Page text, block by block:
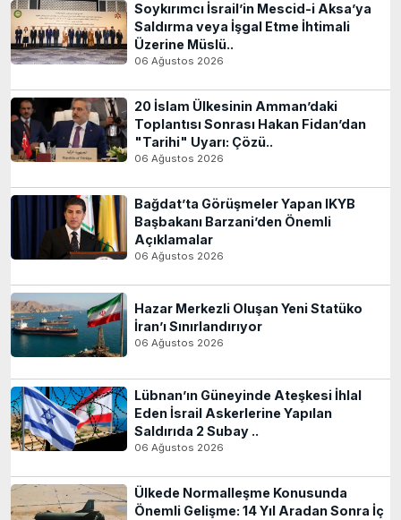
Soykırımcı İsrail’in Mescid-i Aksa’ya
Saldırma veya İşgal Etme İhtimali
Üzerine Müslü..
06 Ağustos 2026
20 İslam Ülkesinin Amman’daki
Toplantısı Sonrası Hakan Fidan’dan
"Tarihi" Uyarı: Çözü..
06 Ağustos 2026
Bağdat’ta Görüşmeler Yapan IKYB
Başbakanı Barzani’den Önemli
Açıklamalar
06 Ağustos 2026
Hazar Merkezli Oluşan Yeni Statüko
İran’ı Sınırlandırıyor
06 Ağustos 2026
Lübnan’ın Güneyinde Ateşkesi İhlal
Eden İsrail Askerlerine Yapılan
Saldırıda 2 Subay ..
06 Ağustos 2026
Ülkede Normalleşme Konusunda
Önemli Gelişme: 14 Yıl Aradan Sonra İç